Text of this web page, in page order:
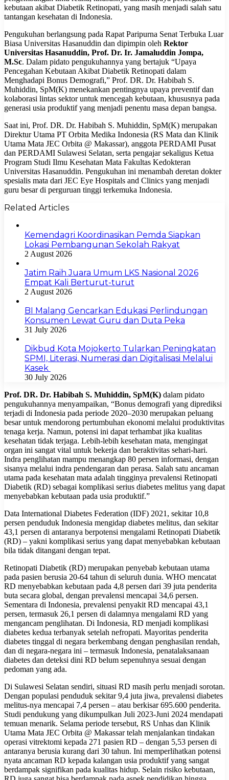
kebutaan akibat Diabetik Retinopati, yang masih menjadi salah satu
tantangan kesehatan di Indonesia.
Pengukuhan berlangsung pada Rapat Paripurna Senat Terbuka Luar
Biasa Universitas Hasanuddin dan dipimpin oleh Rektor
Universitas Hasanuddin, Prof. Dr. Ir. Jamaluddin Jompa,
M.Sc. Dalam pidato pengukuhannya yang bertajuk “Upaya
Pencegahan Kebutaan Akibat Diabetik Retinopati dalam
Menghadapi Bonus Demografi,” Prof. DR. Dr. Habibah S.
Muhiddin, SpM(K) menekankan pentingnya upaya preventif dan
kolaborasi lintas sektor untuk mencegah kebutaan, khususnya pada
generasi usia produktif yang menjadi penentu masa depan bangsa.
Saat ini, Prof. DR. Dr. Habibah S. Muhiddin, SpM(K) merupakan
Direktur Utama PT Orbita Medika Indonesia (RS Mata dan Klinik
Utama Mata JEC Orbita @ Makassar), anggota PERDAMI Pusat
dan PERDAMI Sulawesi Selatan, serta pengajar sekaligus Ketua
Program Studi Ilmu Kesehatan Mata Fakultas Kedokteran
Universitas Hasanuddin. Pengukuhan ini menambah deretan dokter
spesialis mata dari JEC Eye Hospitals and Clinics yang menjadi
guru besar di perguruan tinggi terkemuka Indonesia.
Related Articles
Kemendagri Koordinasikan Pemda Siapkan
Lokasi Pembangunan Sekolah Rakyat
2 August 2026
Jatim Raih Juara Umum LKS Nasional 2026
Empat Kali Berturut-turut
2 August 2026
BI Malang Gencarkan Edukasi Perlindungan
Konsumen Lewat Guru dan Duta Peka
31 July 2026
Dikbud Kota Mojokerto Tularkan Peningkatan
SPMI, Literasi, Numerasi dan Digitalisasi Melalui
Kasek
30 July 2026
Prof. DR. Dr. Habibah S. Muhiddin, SpM(K) dalam pidato
pengukuhannya menyampaikan, “Bonus demografi yang diprediksi
terjadi di Indonesia pada periode 2020–2030 merupakan peluang
besar untuk mendorong pertumbuhan ekonomi melalui produktivitas
tenaga kerja. Namun, potensi ini dapat terhambat jika kualitas
kesehatan tidak terjaga. Lebih-lebih kesehatan mata, mengingat
organ ini sangat vital untuk bekerja dan beraktivitas sehari-hari.
Indra penglihatan mampu menangkap 80 persen informasi, dengan
sisanya melalui indra pendengaran dan perasa. Salah satu ancaman
utama pada kesehatan mata adalah tingginya prevalensi Retinopati
Diabetik (RD) sebagai komplikasi serius diabetes melitus yang dapat
menyebabkan kebutaan pada usia produktif.”
Data International Diabetes Federation (IDF) 2021, sekitar 10,8
persen penduduk Indonesia mengidap diabetes melitus, dan sekitar
43,1 persen di antaranya berpotensi mengalami Retinopati Diabetik
(RD) – yakni komplikasi serius yang dapat menyebabkan kebutaan
bila tidak ditangani dengan tepat.
Retinopati Diabetik (RD) merupakan penyebab kebutaan utama
pada pasien berusia 20-64 tahun di seluruh dunia. WHO mencatat
RD menyebabkan kebutaan pada 4,8 persen dari 39 juta penderita
buta secara global, dengan prevalensi mencapai 34,6 persen.
Sementara di Indonesia, prevalensi penyakit RD mencapai 43,1
persen, termasuk 26,1 persen di dalamnya mengalami RD yang
mengancam penglihatan. Di Indonesia, RD menjadi komplikasi
diabetes kedua terbanyak setelah nefropati. Mayoritas penderita
diabetes tinggal di negara berkembang dengan penghasilan rendah,
dan di negara-negara ini – termasuk Indonesia, penatalaksanaan
diabetes dan deteksi dini RD belum sepenuhnya sesuai dengan
pedoman yang ada.
Di Sulawesi Selatan sendiri, situasi RD masih perlu menjadi sorotan.
Dengan populasi penduduk sekitar 9,4 juta jiwa, prevalensi diabetes
melitus-nya mencapai 7,4 persen – atau berkisar 695.600 penderita.
Studi pendukung yang dikumpulkan Juli 2023-Juni 2024 mendapati
temuan menarik. Selama periode tersebut, RS Unhas dan Klinik
Utama Mata JEC Orbita @ Makassar telah menjalankan tindakan
operasi vitrektomi kepada 271 pasien RD – dengan 5,53 persen di
antaranya berusia kurang dari 30 tahun. Ini memperlihatkan potensi
nyata ancaman RD kepada kalangan usia produktif yang sangat
berdampak signifikan pada kualitas hidup. Selain risiko kebutaan,